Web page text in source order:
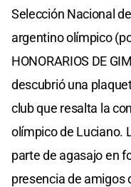
Selección Nacional
argentino olímpico
HONORARIOS DE
descubrió una
club que resalta la
olímpico de Luciano.
parte de agasajo en
presencia de amigos